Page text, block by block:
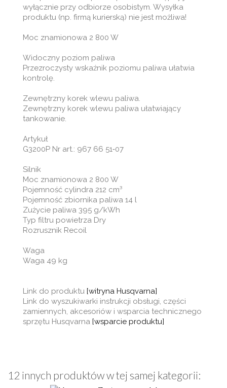
wyłącznie przy odbiorze osobistym. Wysyłka
produktu (np. firmą kurierską) nie jest możliwa!
Moc znamionowa 2 800 W
Widoczny poziom paliwa
Przezroczysty wskaźnik poziomu paliwa ułatwia
kontrolę.
Zewnętrzny korek wlewu paliwa.
Zewnętrzny korek wlewu paliwa ułatwiający
tankowanie.
Artykuł
G3200P Nr art.: 967 66 51‑07
Silnik
Moc znamionowa 2 800 W
Pojemność cylindra 212 cm³
Pojemność zbiornika paliwa 14 l
Zużycie paliwa 395 g/kWh
Typ filtru powietrza Dry
Rozrusznik Recoil
Waga
Waga 49 kg
Link do produktu [witryna Husqvarna]
Link do wyszukiwarki instrukcji obsługi, części
zamiennych, akcesoriów i wsparcia technicznego
sprzętu Husqvarna [wsparcie produktu]
12 innych produktów w tej samej kategorii: